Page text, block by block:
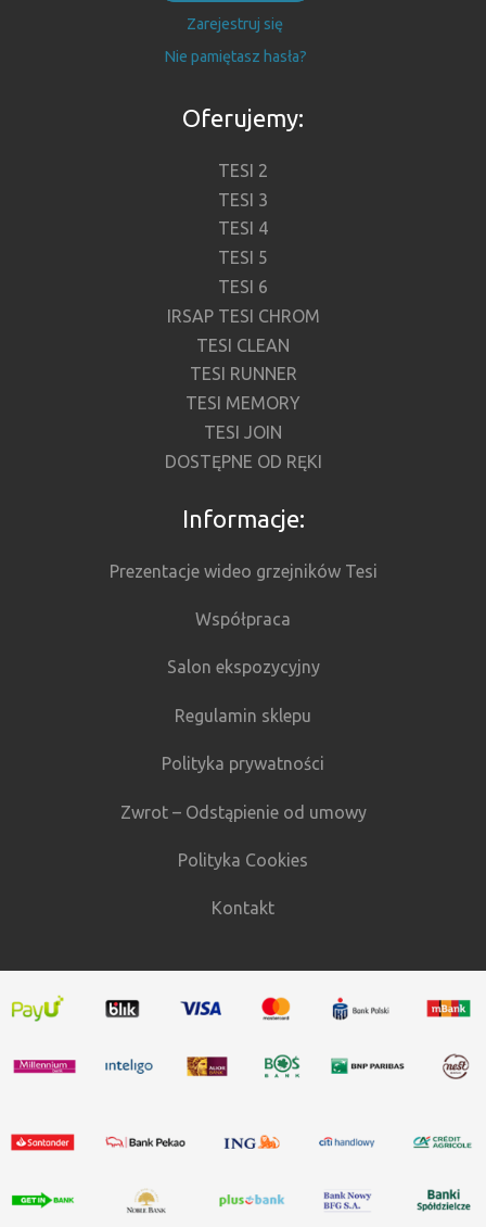
Zarejestruj się
Nie pamiętasz hasła?
Oferujemy:
TESI 2
TESI 3
TESI 4
TESI 5
TESI 6
IRSAP TESI CHROM
TESI CLEAN
TESI RUNNER
TESI MEMORY
TESI JOIN
DOSTĘPNE OD RĘKI
Informacje:
Prezentacje wideo grzejników Tesi
Współpraca
Salon ekspozycyjny
Regulamin sklepu
Polityka prywatności
Zwrot – Odstąpienie od umowy
Polityka Cookies
Kontakt